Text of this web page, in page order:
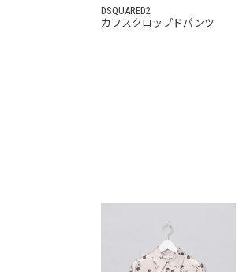
DSQUARED2
カフスクロップドパンツ